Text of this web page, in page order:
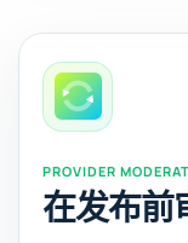
PROVIDER
在发布前